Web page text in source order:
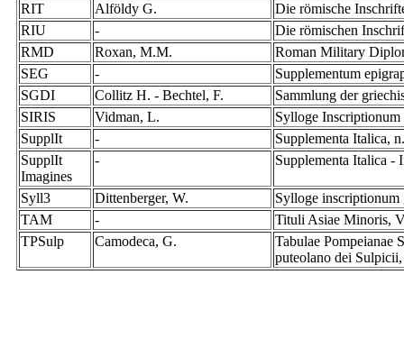
RIT
Alföldy G.
Die römische
RIU
-
Die römischen
RMD
Roxan, M.M.
Roman Military
SEG
-
Supplementum
SGDI
Collitz H. - Bechtel, F.
Sammlung der
SIRIS
Vidman, L.
Sylloge Inscriptionum
SupplIt
-
Supplementa Italica,
SupplIt
Imagines
- Supplementa Italica -
Syll3 Dittenberger, W.
Sylloge inscriptionum
TAM
-
Tituli Asiae Minoris,
TPSulp
Camodeca, G.
Tabulae
puteolano dei